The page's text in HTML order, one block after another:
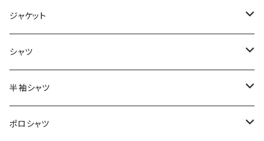
ジャケット
～44/S
46/M
48/L
シャツ
～44/S
46/M
半袖シャツ
～44/S
ポロシャツ